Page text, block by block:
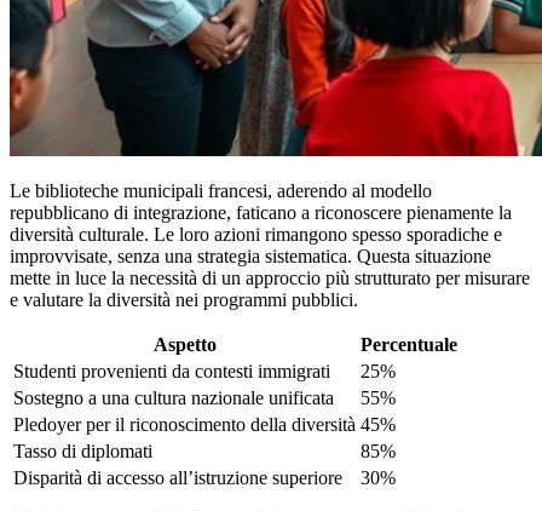
Le biblioteche municipali francesi, aderendo al modello
repubblicano di integrazione, faticano a riconoscere pienamente la
diversità culturale. Le loro azioni rimangono spesso sporadiche e
improvvisate, senza una strategia sistematica. Questa situazione
mette in luce la necessità di un approccio più strutturato per misurare
e valutare la diversità nei programmi pubblici.
Aspetto
Percentuale
Studenti provenienti da contesti immigrati
25%
Sostegno a una cultura nazionale unificata
55%
Pledoyer per il riconoscimento della diversità 45%
Tasso di diplomati
85%
Disparità di accesso all’istruzione superiore
30%